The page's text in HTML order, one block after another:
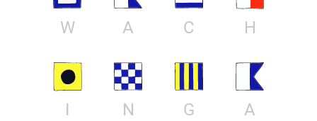
W A C H
I N G A